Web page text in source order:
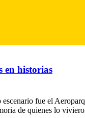
en historias
fue el
de quienes lo